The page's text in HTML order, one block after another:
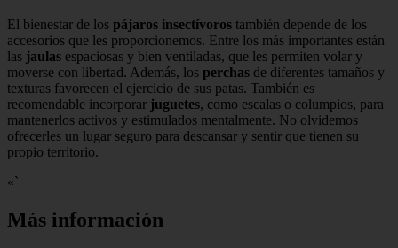
El bienestar de los pájaros insectívoros también depende de los
accesorios que les proporcionemos. Entre los más importantes están
las jaulas espaciosas y bien ventiladas, que les permiten volar y
moverse con libertad. Además, los perchas de diferentes tamaños y
texturas favorecen el ejercicio de sus patas. También es
recomendable incorporar juguetes, como escalas o columpios, para
mantenerlos activos y estimulados mentalmente. No olvidemos
ofrecerles un lugar seguro para descansar y sentir que tienen su
propio territorio.
«`
Más información